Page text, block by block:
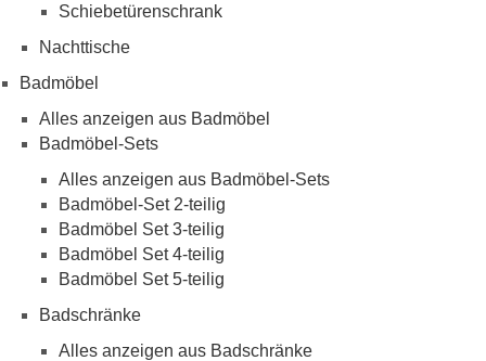
Schiebetürenschrank
Nachttische
Badmöbel
Alles anzeigen aus Badmöbel
Badmöbel-Sets
Alles anzeigen aus Badmöbel-Sets
Badmöbel-Set 2-teilig
Badmöbel Set 3-teilig
Badmöbel Set 4-teilig
Badmöbel Set 5-teilig
Badschränke
Alles anzeigen aus Badschränke